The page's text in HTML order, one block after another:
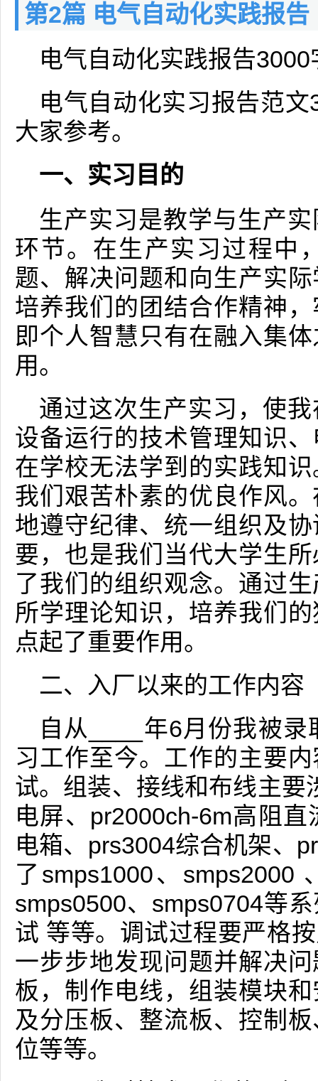
第2篇 电气自动化实践报告
电气自动化实践报告3000
电气自动化实习报告范
大家参考。
一、实习目的
生产实习是教学与生产
环节。在生产实习过程中
题、解决问题和向生产实
培养我们的团结合作精神
即个人智慧只有在融入集
用。
通过这次生产实习，使
设备运行的技术管理知识
在学校无法学到的实践知
我们艰苦朴素的优良作风
地遵守纪律、统一组织及
要，也是我们当代大学生
了我们的组织观念。通过
所学理论知识，培养我们
点起了重要作用。
二、入厂以来的工作内容
自从____年6月份我被
习工作至今。工作的主要
试。组装、接线和布线主要
电屏、pr2000ch-6m高阻
电箱、prs3004综合机架、
了smps1000、smps2000
smps0500、smps0704等
试 等等。调试过程要严格
一步步地发现问题并解决
板，制作电线，组装模块
及分压板、整流板、控制
位等等。